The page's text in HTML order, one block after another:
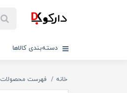
دسته‌بندی کالاها
خانه فهرست محصولات